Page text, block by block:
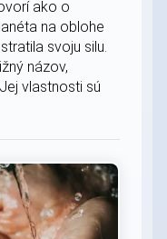
ako o
na oblohe
svoju silu.
názov,
vlastnosti sú